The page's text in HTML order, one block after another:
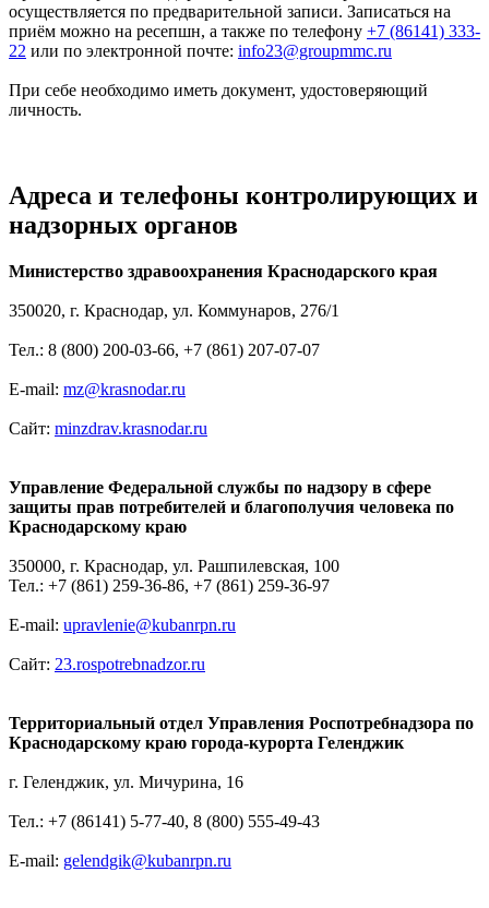
осуществляется по предварительной записи. Записаться на
приём можно на ресепшн, а также по телефону +7 (86141) 333-
22 или по электронной почте: info23@groupmmc.ru
При себе необходимо иметь документ, удостоверяющий
личность.
Адреса и телефоны контролирующих и
надзорных органов
Министерство здравоохранения Краснодарского края
350020, г. Краснодар, ул. Коммунаров, 276/1
Тел.: 8 (800) 200-03-66, +7 (861) 207-07-07
E-mail: mz@krasnodar.ru
Сайт: minzdrav.krasnodar.ru
Управление Федеральной службы по надзору в сфере
защиты прав потребителей и благополучия человека по
Краснодарскому краю
350000, г. Краснодар, ул. Рашпилевская, 100
Тел.: +7 (861) 259-36-86, +7 (861) 259-36-97
E-mail: upravlenie@kubanrpn.ru
Сайт: 23.rospotrebnadzor.ru
Территориальный отдел Управления Роспотребнадзора по
Краснодарскому краю города-курорта Геленджик
г. Геленджик, ул. Мичурина, 16
Тел.: +7 (86141) 5‑77-40, 8 (800) 555-49-43
E-mail: gelendgik@kubanrpn.ru